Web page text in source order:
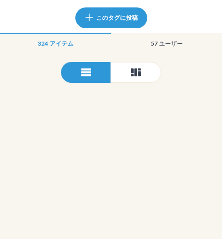
このタグに投稿
324 アイテム 57 ユーザー